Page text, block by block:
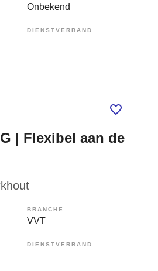
Onbekend
DIENSTVERBAND
| Flexibel aan de
BRANCHE
VVT
DIENSTVERBAND